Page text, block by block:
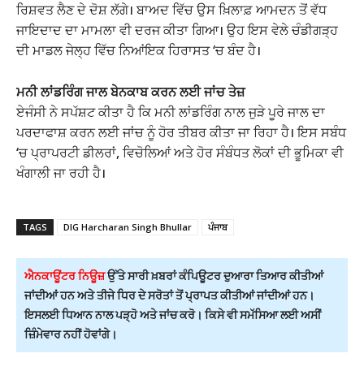
ਰਿਸ਼ਵਤ ਲੈਣ ਦੇ ਦੋਸ਼ ਲੱਗੇ। ਬਾਅਦ ਵਿੱਚ ਉਸ ਖ਼ਿਲਾਫ਼ ਆਮਦਨ ਤੋਂ ਵੱਧ
ਜਾਇਦਾਦ ਦਾ ਮਾਮਲਾ ਵੀ ਦਰਜ ਕੀਤਾ ਗਿਆ। ਉਹ ਇਸ ਵੇਲੇਚੰਡੀਗੜ੍ਹ
ਦੀ ਮਾਡਲ ਜੇਲ੍ਹ ਵਿੱਚ ਨਿਆਂਇਕ ਹਿਰਾਸਤ ‘ਚ ਬੰਦ ਹੈ।
ਮਨੀ ਲਾਂਡਰਿੰਗ ਜਾਲ ਬੇਨਕਾਬ ਕਰਨ ਲਈ ਜਾਂਚ ਤੇਜ਼
ਏਜੰਸੀ ਨੇ ਸਪੱਸ਼ਟ ਕੀਤਾ ਹੈ ਕਿ ਮਨੀ ਲਾਂਡਰਿੰਗ ਨਾਲ ਜੁੜੇ ਪੂਰੇ ਜਾਲ ਦਾ
ਪਰਦਾਫਾਸ਼ ਕਰਨ ਲਈ ਜਾਂਚ ਨੂੰ ਹੋਰ ਤੀਬਰ ਕੀਤਾ ਜਾ ਰਿਹਾ ਹੈ। ਇਸ ਸਬੰਧ
‘ਚ ਪ੍ਰਾਪਰਟੀ ਡੀਲਰਾਂ, ਵਿਚੋਲਿਆਂ ਅਤੇ ਹੋਰ ਸੰਬੰਧਤ ਲੋਕਾਂ ਦੀ ਭੂਮਿਕਾ ਵੀ
ਖੰਗਾਲੀ ਜਾ ਰਹੀ ਹੈ।
TAGS DIG Harcharan Singh Bhullar ਪੰਜਾਬ
ਐਨਕਾਊਂਟਰ ਨਿਊਜ਼ਉੱਤੇ ਸਾਰੀ ਖ਼ਬਰਾਂ ਕੰਪਿਊਟਰ ਦੁਆਰਾ ਤਿਆਰ ਕੀਤੀਆਂ
ਜਾਂਦੀਆਂ ਹਨ ਅਤੇ ਤੀਜੇ ਧਿਰ ਦੇ ਸਰੋਤਾਂ ਤੋਂ ਪ੍ਰਾਪਤ ਕੀਤੀਆਂ ਜਾਂਦੀਆਂ ਹਨ।
ਇਸਲਈ ਧਿਆਨ ਨਾਲ ਪੜ੍ਹੋ ਅਤੇ ਜਾਂਚ ਕਰੋ। ਕਿਸੇ ਵੀ ਸਮੱਸਿਆ ਲਈ ਅਸੀਂ
ਜ਼ਿੰਮੇਵਾਰ ਨਹੀਂ ਹੋਵਾਂਗੇ।